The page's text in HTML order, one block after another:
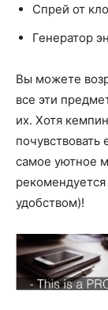
Спрей от
Генератор
Вы можете
все эти
их. Хотя
самое уютное
удобством)!